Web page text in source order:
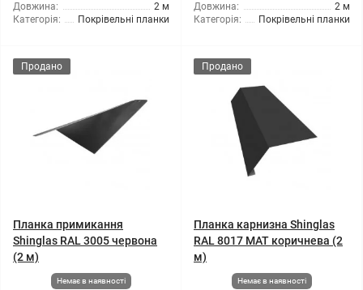
Довжина:
2 м
Категорія:
Покрівельні планки
Довжина:
2 м
Категорія:
Покрівельні планки
Продано
Планка примикання
Shinglas RAL 3005 червона
(2 м)
Немає в наявності
Продано
Планка карнизна Shinglas
RAL 8017 МАТ коричнева (2
м)
Немає в наявності